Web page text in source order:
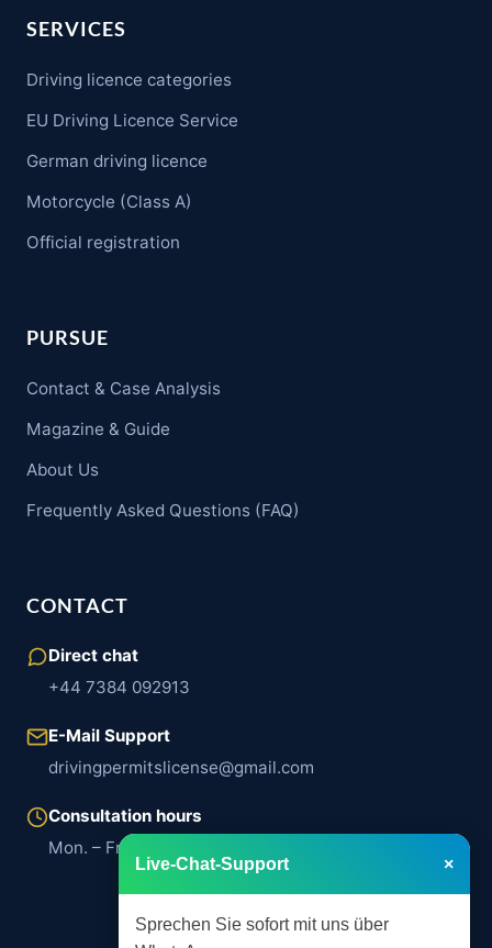
SERVICES
Driving licence categories
EU Driving Licence Service
German driving licence
Motorcycle (Class A)
Official registration
PURSUE
Contact & Case Analysis
Magazine & Guide
About Us
Frequently Asked Questions (FAQ)
CONTACT
Direct chat
+44 7384 092913
E-Mail Support
drivingpermitslicense@gmail.com
Consultation hours
Mon. – Fri. | 8:00 a.m. – 6:00 p.m.
Live-Chat-Support ×
Sprechen Sie sofort mit uns über